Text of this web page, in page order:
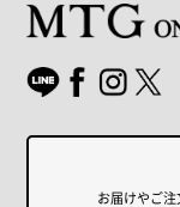
お届けやご注